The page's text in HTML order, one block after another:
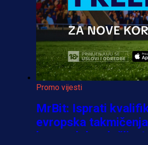
Promo vijesti
MrBit: Isprati
evropska
bonus dobrodošlice!